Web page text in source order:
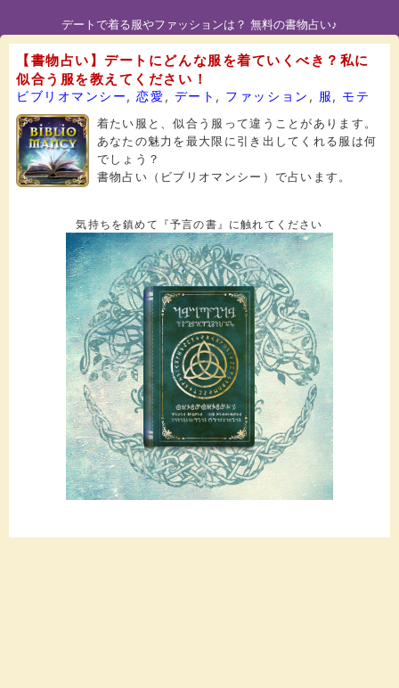
デートで着る服やファッションは？ 無料の書物占い♪
【書物占い】デートにどんな服を着ていくべき？私に
似合う服を教えてください！
ビブリオマンシー,恋愛, デート , ファッション , 服, モテ
着たい服と、似合う服って違うことがあります。
あなたの魅力を最大限に引き出してくれる服は何
でしょう？
書物占い（ビブリオマンシー）で占います。
気持ちを鎮めて『予言の書』に触れてください